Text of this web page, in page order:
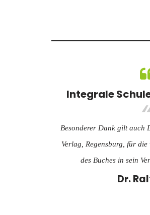
Integrale
Besonderer Dank gilt auch
Verlag, Regensburg, für
des Buches in sein
Dr.